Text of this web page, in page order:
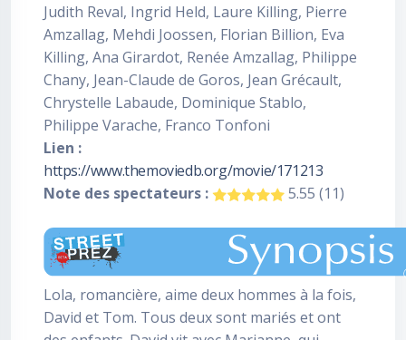
Judith Reval, Ingrid Held, Laure Killing, Pierre
Amzallag, Mehdi Joossen, Florian Billion, Eva
Killing, Ana Girardot, Renée Amzallag, Philippe
Chany, Jean-Claude de Goros, Jean Grécault,
Chrystelle Labaude, Dominique Stablo,
Philippe Varache, Franco Tonfoni
Lien :
https://www.themoviedb.org/movie/171213
Note des spectateurs :
5.55 (11)
Lola, romancière, aime deux hommes à la fois,
David et Tom. Tous deux sont mariés et ont